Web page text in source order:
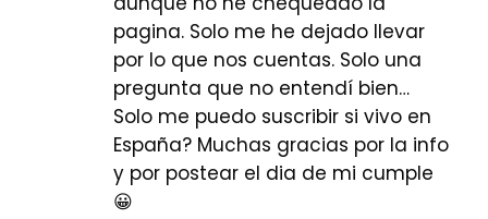
pagina. Solo me he dejado llevar
por lo que nos cuentas. Solo una
pregunta que no entendí bien…
Solo me puedo suscribir si vivo en
España? Muchas gracias por la info
y por postear el dia de mi cumple
😀